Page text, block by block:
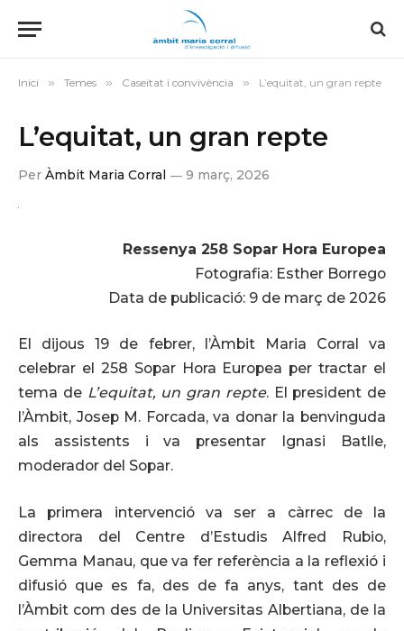
Inici » Temes » Caseitat i convivència » L’equitat, un gran repte
L’equitat, un gran repte
Per Àmbit Maria Corral 9 març, 2026
Ressenya 258 Sopar Hora Europea
Fotografia: Esther Borrego
Data de publicació: 9 de març de 2026
El dijous 19 de febrer, l’Àmbit Maria Corral va
celebrar el 258 Sopar Hora Europea per tractar el
tema de L’equitat, un gran repte. El president de
l’Àmbit, Josep M. Forcada, va donar la benvinguda
als assistents i va presentar Ignasi Batlle,
moderador del Sopar.
La primera intervenció va ser a càrrec de la
directora del Centre d’Estudis Alfred Rubio,
Gemma Manau, que va fer referència a la reflexió i
difusió que es fa, des de fa anys, tant des de
l’Àmbit com des de la Universitas Albertiana, de la